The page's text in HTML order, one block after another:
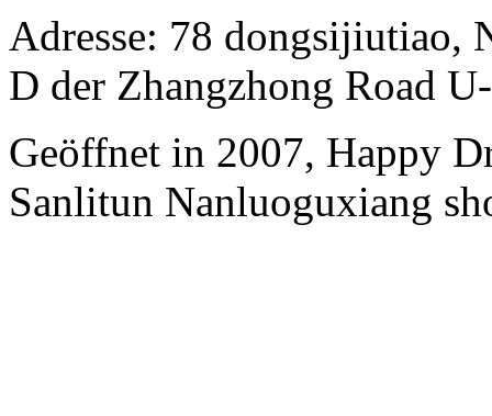
Adresse: 78 dongsijiutiao,
D der Zhangzhong Road
Geöffnet in 2007, Happy
Sanlitun Nanluoguxiang